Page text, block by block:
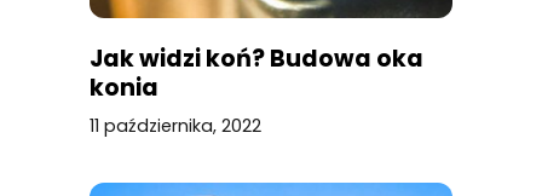
Jak widzi koń? Budowa oka
konia
11 października, 2022